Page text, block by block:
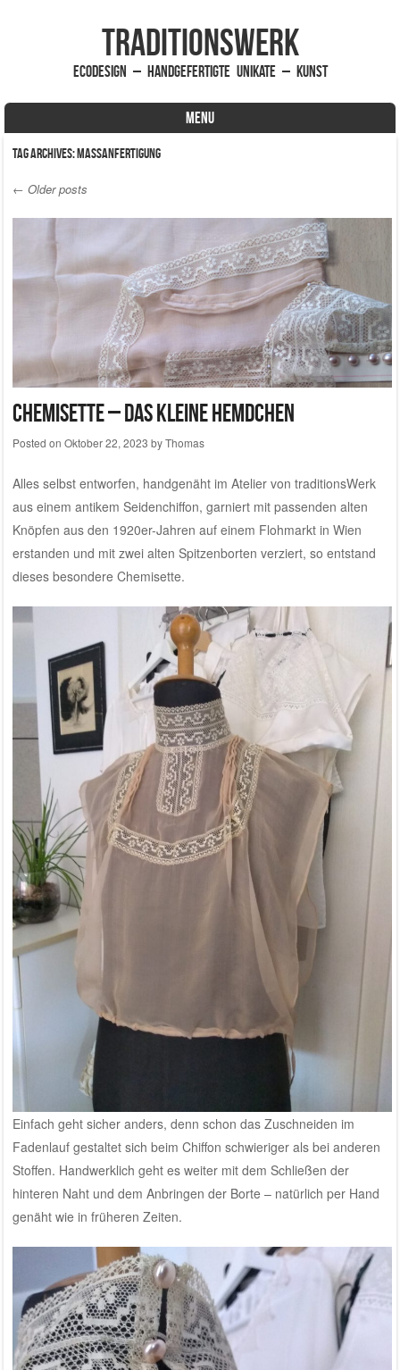
traditionsWerk
EcoDesign – handgefertigte Unikate – Kunst
MENU
Skip to content
Tag Archives:Maßanfertigung
Post navigation
← Older posts
Chemisette – das kleine Hemdchen
Posted on Oktober 22, 2023 byThomas
Alles selbst entworfen, handgenäht im Atelier von traditionsWerk
aus einem antikem Seidenchiffon, garniert mit passenden alten
Knöpfen aus den 1920er-Jahren auf einem Flohmarkt in Wien
erstanden und mit zwei alten Spitzenborten verziert, so entstand
dieses besondere Chemisette.
Einfach geht sicher anders, denn schon das Zuschneiden im
Fadenlauf gestaltet sich beim Chiffon schwieriger als bei anderen
Stoffen. Handwerklich geht es weiter mit dem Schließen der
hinteren Naht und dem Anbringen der Borte – natürlich per Hand
genäht wie in früheren Zeiten.